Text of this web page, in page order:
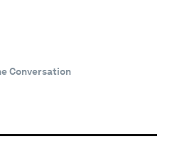
Conversation